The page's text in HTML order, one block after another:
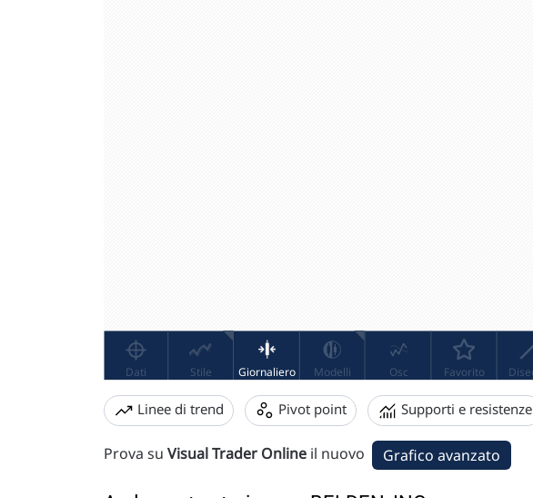
Linee di trend Pivot point Supporti e resistenze
Prova su Visual Trader Online il nuovo Grafico avanzato